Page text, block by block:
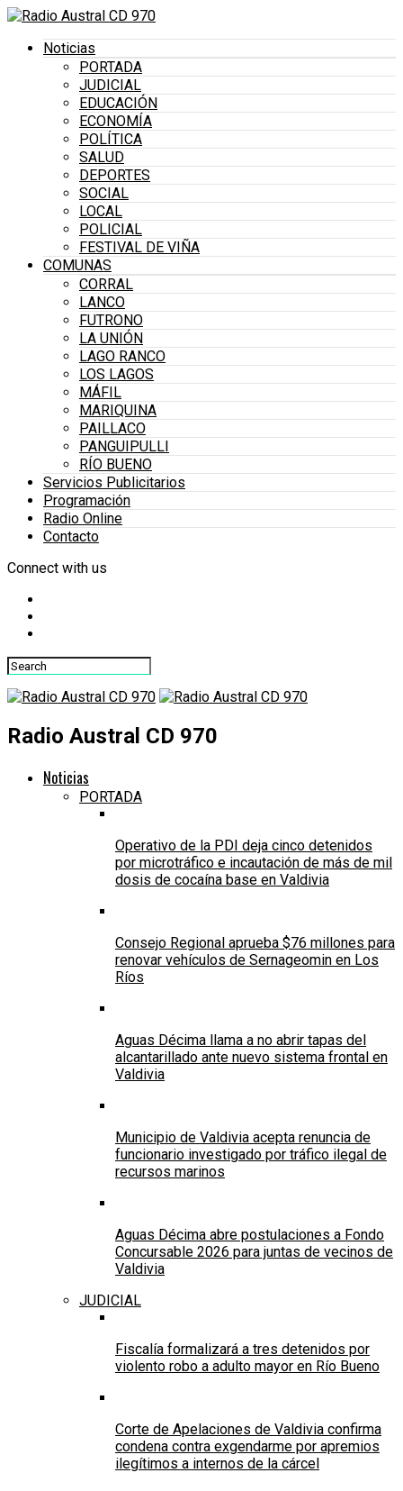
Noticias
PORTADA
JUDICIAL
EDUCACIÓN
ECONOMÍA
POLÍTICA
SALUD
DEPORTES
SOCIAL
LOCAL
POLICIAL
FESTIVAL DE VIÑA
COMUNAS
CORRAL
LANCO
FUTRONO
LA UNIÓN
LAGO RANCO
LOS LAGOS
MÁFIL
MARIQUINA
PAILLACO
PANGUIPULLI
RÍO BUENO
Servicios Publicitarios
Programación
Radio Online
Contacto
Connect with us
Radio Austral CD 970
Noticias
PORTADA
Operativo de la PDI deja cinco detenidos
por microtráfico e incautación de más de mil
dosis de cocaína base en Valdivia
Consejo Regional aprueba $76 millones para
renovar vehículos de Sernageomin en Los
Ríos
Aguas Décima llama a no abrir tapas del
alcantarillado ante nuevo sistema frontal en
Valdivia
Municipio de Valdivia acepta renuncia de
funcionario investigado por tráfico ilegal de
recursos marinos
Aguas Décima abre postulaciones a Fondo
Concursable 2026 para juntas de vecinos de
Valdivia
JUDICIAL
Fiscalía formalizará a tres detenidos por
violento robo a adulto mayor en Río Bueno
Corte de Apelaciones de Valdivia confirma
condena contra exgendarme por apremios
ilegítimos a internos de la cárcel